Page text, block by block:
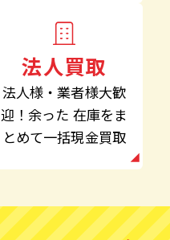
法人買取
法人様・業者様大歓
迎！余った 在庫をま
とめて一括現金買取